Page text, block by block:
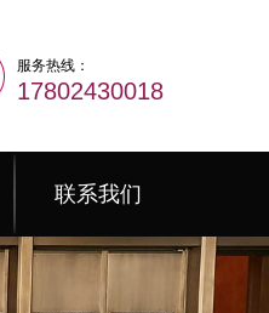
服务热线：
17802430018
联系我们